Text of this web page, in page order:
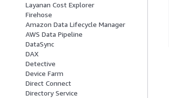
Layanan Cost Explorer
Firehose
Amazon Data Lifecycle Manager
AWS Data Pipeline
DataSync
DAX
Detective
Device Farm
Direct Connect
Directory Service